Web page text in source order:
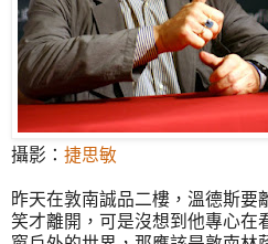
攝影： 捷思敏
昨天在敦南誠品二樓，溫德斯要
笑才離開，可是沒想到他專心在